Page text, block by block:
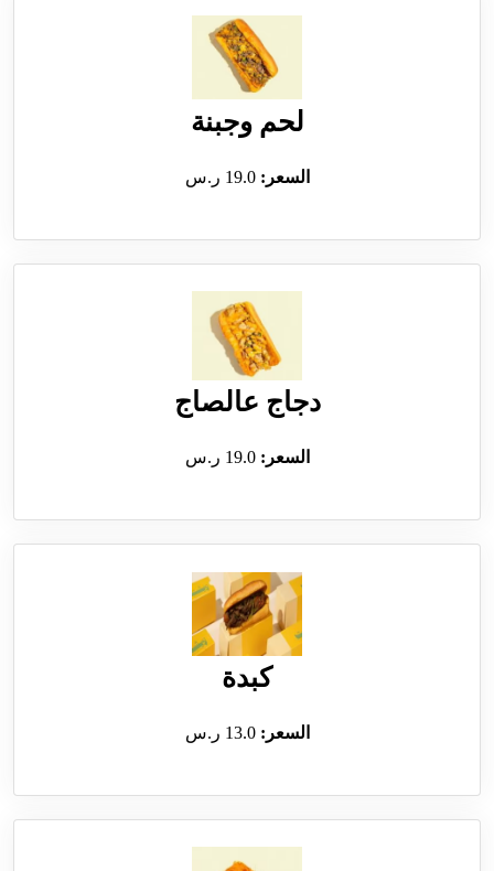
لحم وجبنة
السعر:19.0 ر.س
دجاج عالصاج
السعر:19.0 ر.س
كبدة
السعر:13.0 ر.س